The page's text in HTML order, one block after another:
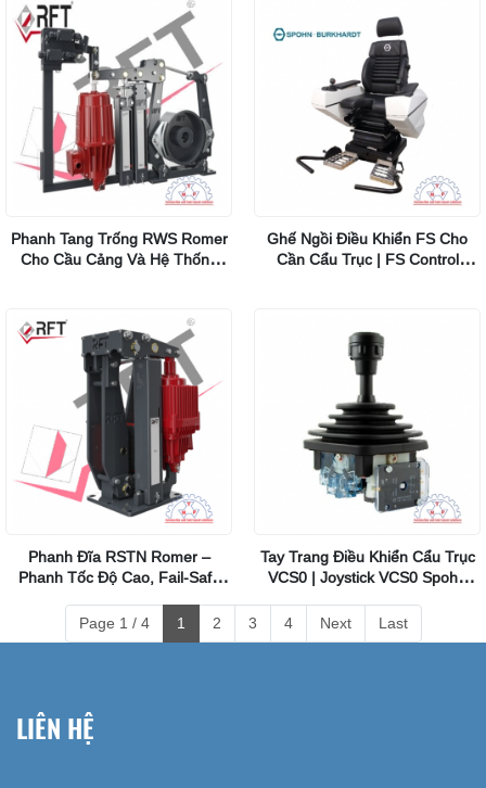
Phanh Tang Trống RWS Romer
Cho Cầu Cảng Và Hệ Thống
Ghế Ngồi Điều Khiển FS Cho
Cần Cẩu Trục | FS Control
Phanh Đĩa RSTN Romer –
Phanh Tốc Độ Cao, Fail-Safe
Nặng
Tay Trang Điều Khiển Cẩu Trục
VCS0 | Joystick VCS0 Spohn
Page 1 / 4
1 2 3 4 Next Last
LIÊN HỆ